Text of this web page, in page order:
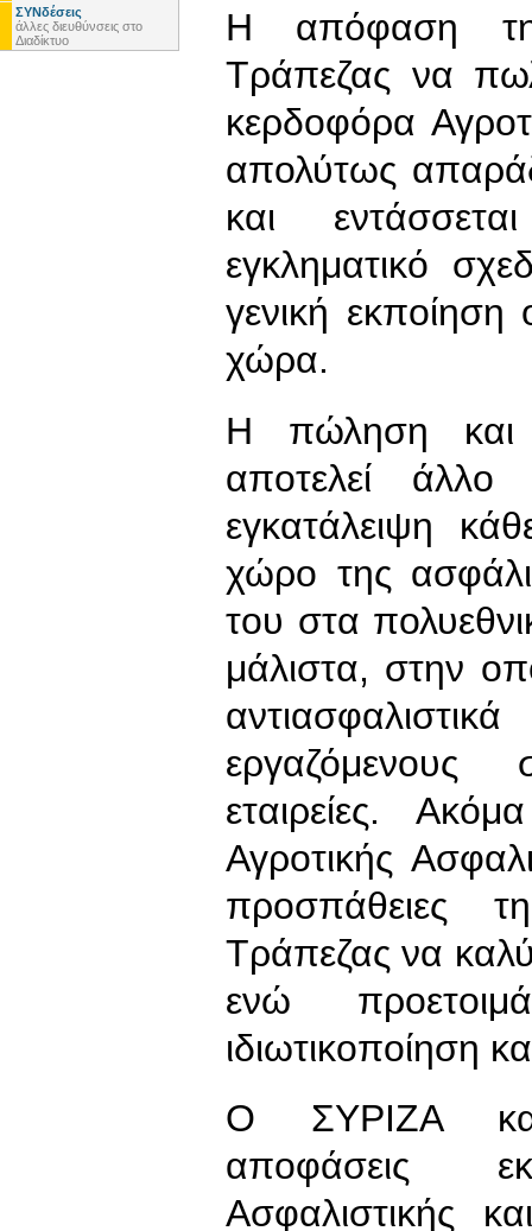
ΣΥΝδέσεις
άλλες διευθύνσεις στο
Διαδίκτυο
Η απόφαση
Τράπεζας να
κερδοφόρα
απολύτως
και
εγκληματικό
γενική εκποίηση
χώρα.
Η πώληση και
αποτελεί
εγκατάλειψη
χώρο της
του στα
μάλιστα, στην
εργαζόμενους
εταιρείες.
Αγροτικής
προσπάθειες
Τράπεζας να
ενώ
ιδιωτικοποίηση
Ο ΣΥΡΙΖΑ
αποφάσεις
Ασφαλιστικής